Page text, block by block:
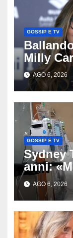
GOSSIP E TV
Milly
colpo:
Muti e
AGO 6, 2026
GOSSIP E TV
Sydney
anni:
andare
AGO 6, 2026